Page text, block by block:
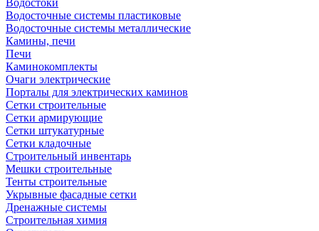
Водостоки
Водосточные системы пластиковые
Водосточные системы металлические
Камины, печи
Печи
Каминокомплекты
Очаги электрические
Порталы для электрических каминов
Сетки строительные
Сетки армирующие
Сетки штукатурные
Сетки кладочные
Строительный инвентарь
Мешки строительные
Тенты строительные
Укрывные фасадные сетки
Дренажные системы
Строительная химия